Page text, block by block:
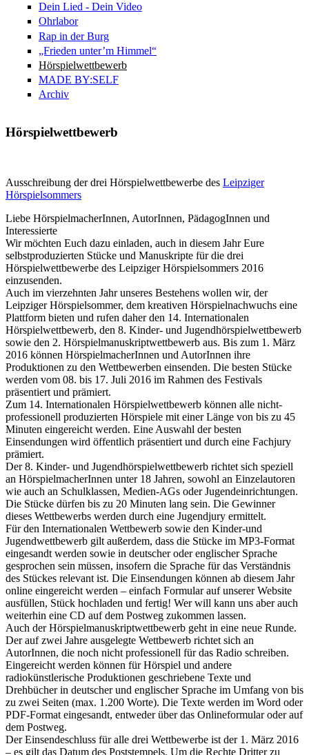
Dein Lied - Dein Video
Ohrlabor
Rap in der Burg
„Frieden unter’m Himmel“
Hörspielwettbewerb
MADE BY:SELF
Archiv
Hörspielwettbewerb
Ausschreibung der drei Hörspielwettbewerbe des Leipziger
Hörspielsommers
Liebe HörspielmacherInnen, AutorInnen, PädagogInnen und
Interessierte
Wir möchten Euch dazu einladen, auch in diesem Jahr Eure
selbstproduzierten Stücke und Manuskripte für die drei
Hörspielwettbewerbe des Leipziger Hörspielsommers 2016
einzusenden.
Auch im vierzehnten Jahr unseres Bestehens wollen wir, der
Leipziger Hörspielsommer, dem kreativen Hörspielnachwuchs eine
Plattform bieten und rufen daher den 14. Internationalen
Hörspielwettbewerb, den 8. Kinder- und Jugendhörspielwettbewerb
sowie den 2. Hörspielmanuskriptwettbewerb aus. Bis zum 1. März
2016 können HörspielmacherInnen und AutorInnen ihre
Produktionen zu den Wettbewerben einsenden. Die besten Stücke
werden vom 08. bis 17. Juli 2016 im Rahmen des Festivals
präsentiert und prämiert.
Zum 14. Internationalen Hörspielwettbewerb können alle nicht-
professionell produzierten Hörspiele mit einer Länge von bis zu 45
Minuten eingereicht werden. Eine Auswahl der besten
Einsendungen wird öffentlich präsentiert und durch eine Fachjury
prämiert.
Der 8. Kinder- und Jugendhörspielwettbewerb richtet sich speziell
an HörspielmacherInnen unter 18 Jahren, sowohl an Einzelautoren
wie auch an Schulklassen, Medien-AGs oder Jugendeinrichtungen.
Die Stücke dürfen bis zu 20 Minuten lang sein. Die Gewinner
dieses Wettbewerbs werden durch eine Jugendjury ermittelt.
Für den Internationalen Wettbewerb sowie den Kinder-und
Jugendwettbewerb gilt außerdem, dass die Stücke im MP3-Format
eingesandt werden sowie in deutscher oder englischer Sprache
gesprochen sein müssen, insofern die Sprache für das Verständnis
des Stückes relevant ist. Die Einsendungen können ab diesem Jahr
online eingereicht werden – einfach Formular auf unserer Website
ausfüllen, Stück hochladen und fertig! Wer will kann uns aber auch
weiterhin eine CD auf dem Postweg zukommen lassen.
Auch der Hörspielmanuskriptwettbewerb geht in eine neue Runde.
Der auf zwei Jahre ausgelegte Wettbewerb richtet sich an
AutorInnen, die noch nicht professionell für das Radio schreiben.
Eingereicht werden können für Hörspiel und andere
radiokünstlerische Produktionen geschriebene Texte und
Drehbücher in deutscher und englischer Sprache im Umfang von bis
zu zwei Seiten (max. 1.200 Worte). Die Texte werden im Word oder
PDF-Format eingesandt, entweder über das Onlineformular oder auf
dem Postweg.
Der Einsendeschluss für alle drei Wettbewerbe ist der 1. März 2016
– es gilt das Datum des Poststempels. Um die Rechte Dritter zu